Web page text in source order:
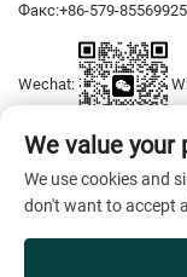
Факс:+86-579-85569925
Wechat:
Авторские права ©
We value your
We use cookies and
don't want to accept